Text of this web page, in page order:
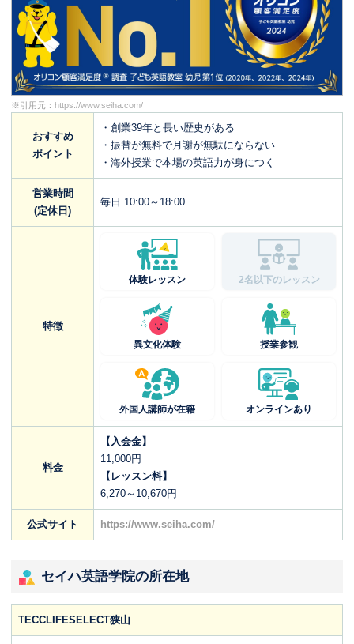
※引用元： https://www.seiha.com/
おすすめ
ポイント
・創業39年と長い歴史がある
・振替が無料で月謝が無駄にならない
・海外授業で本場の英語力が身につく
営業時間
(定休日)
毎日 10:00～18:00
特徴
体験レッスン 2名以下のレッスン
異文化体験 授業参観
外国人講師が在籍 オンラインあり
料金
【入会金】
11,000円
【レッスン料】
6,270～10,670円
公式サイト https://www.seiha.com/
セイハ英語学院の所在地
TECCLIFESELECT狭山